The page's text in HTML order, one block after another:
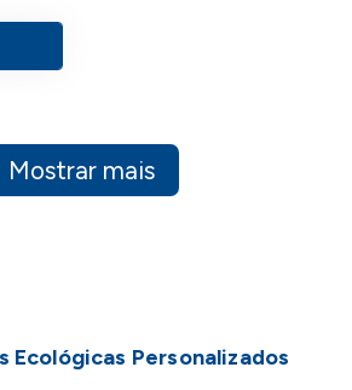
Mostrar mais
Ecológicas Personalizados